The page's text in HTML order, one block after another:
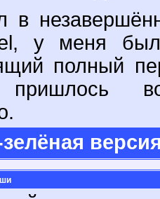
в
у меня
полный